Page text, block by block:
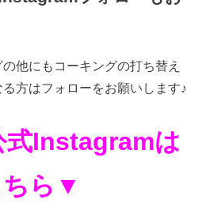
他にもコーキングの打ち替え
方はフォローをお願いします♪
式Instagramは
ちら▼